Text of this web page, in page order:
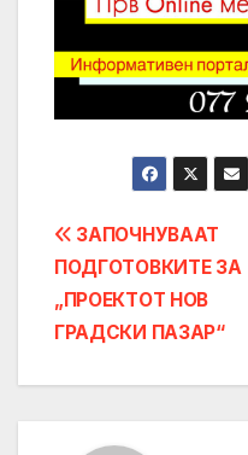
Post
navigation
ЗАПОЧНУВААТ
ПОДГОТОВКИТЕ ЗА
„ПРОЕКТОТ НОВ
ГРАДСКИ ПАЗАР“